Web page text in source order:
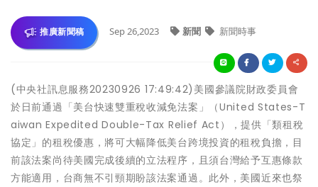
推廣新聞稿 Sep 26,2023 新聞 新聞時事
(中央社訊息服務20230926 17:49:42)美國參議院財政委員會
於日前通過「美台快速雙重稅收減免法案」（United States-T
aiwan Expedited Double-Tax Relief Act），提供「類租稅
協定」的租稅優惠，將可大幅降低美台跨境投資的租稅負擔，目
前該法案尚待美國完成後續的立法程序，且須台灣給予互惠條款
方能適用，台商無不引頸期盼該法案通過。此外，美國近來也祭